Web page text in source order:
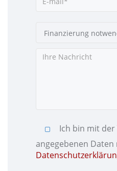
Finanzierung
Ich bin mit
angegebenen